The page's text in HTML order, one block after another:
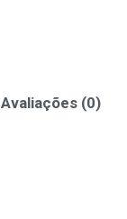
Avaliações (0)